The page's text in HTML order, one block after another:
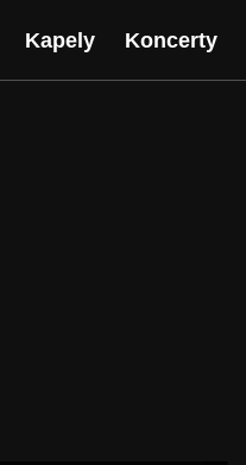
Kapely Koncerty